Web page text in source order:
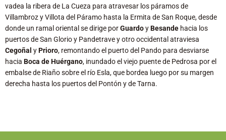
vadea la ribera de La Cueza para atravesar los páramos de
Villambroz y Villota del Páramo hasta la Ermita de San Roque, desde
donde un ramal oriental se dirige porGuardoyBesande hacia los
puertos de San Glorio y Pandetrave y otro occidental atraviesa
Cegoñal yPrioro, remontando el puerto del Pando para desviarse
hacia Boca de Huérgano, inundado el viejo puente de Pedrosa por el
embalse de Riaño sobre el río Esla, que bordea luego por su margen
derecha hasta los puertos del Pontón y de Tarna.